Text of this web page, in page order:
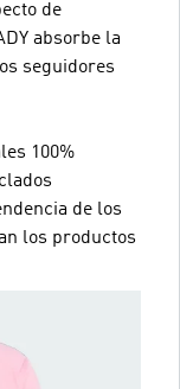
de
absorbe la
seguidores
100%
de los
los productos